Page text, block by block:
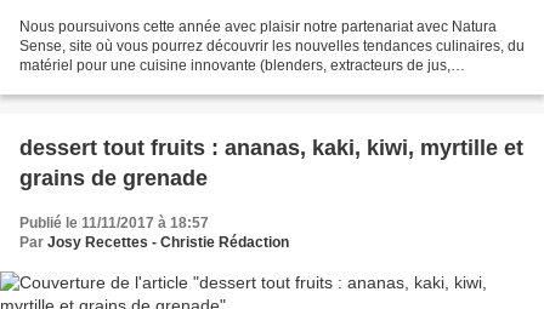
Nous poursuivons cette année avec plaisir notre partenariat avec Natura
Sense, site où vous pourrez découvrir les nouvelles tendances culinaires, du
matériel pour une cuisine innovante (blenders, extracteurs de jus,
dessert tout fruits : ananas, kaki, kiwi, myrtille et
grains de grenade
Publié le 11/11/2017 à 18:57
Par Josy Recettes - Christie Rédaction